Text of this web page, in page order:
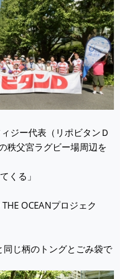
ジー代表（リポビタンＤ
秩父宮ラグビー場周辺を
くる」
OCEANプロジェク
じ柄のトングとごみ袋で